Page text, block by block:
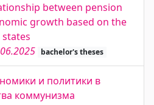
between pension
growth based on the
bachelor's theses
и политики в
коммунизма